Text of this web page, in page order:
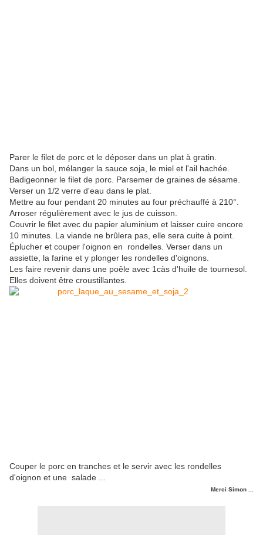
Parer le filet de porc et le déposer dans un plat à gratin.
Dans un bol, mélanger la sauce soja, le miel et l'ail hachée.
Badigeonner le filet de porc. Parsemer de graines de sésame.
Verser un 1/2 verre d'eau dans le plat.
Mettre au four pendant 20 minutes au four préchauffé à 210°.
Arroser régulièrement avec le jus de cuisson.
Couvrir le filet avec du papier aluminium et laisser cuire encore
10 minutes. La viande ne brûlera pas, elle sera cuite à point.
Éplucher et couper l'oignon en rondelles. Verser dans un
assiette, la farine et y plonger les rondelles d'oignons.
Les faire revenir dans une poêle avec 1càs d'huile de tournesol.
Elles doivent être croustillantes.
Couper le porc en tranches et le servir avec les rondelles
d'oignon et une salade ...
Merci Simon ...